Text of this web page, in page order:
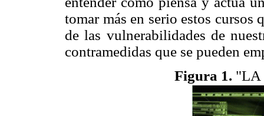
tomar más en serio estos
de las vulnerabilidades de
contramedidas que se pueden
Figura 1. "LA